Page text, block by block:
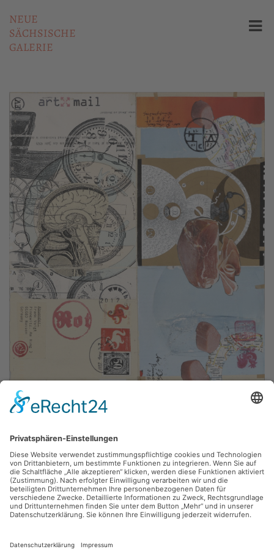
NEUE
SÄCHSISCHE
GALERIE
Laurence Gillot, Frank Voigt,axm_177
Collage, 25 x 34 cm, Inv.: A-01182-177
zurück
Bitte schreiben Sie an sammlung@kunsthuette.de